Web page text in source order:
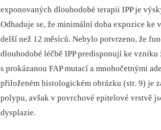
exponovaných dlouhodobé terapii IPP je
Odhaduje se, že minimální doba expozice
delší než 12 měsíců. Nebylo potvrzeno, že
dlouhodobé léčbě IPP predisponují ke
s prokázanou FAP mutací a mnohočetnými
přiloženém histologickém obrázku (str. 9) je
polypu, avšak v povrchové epitelové vrstvě
dysplazie.